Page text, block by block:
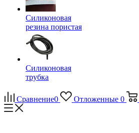
Силиконовая
резина пористая
Силиконовая
трубка
Сравнение0 Отложенные 0